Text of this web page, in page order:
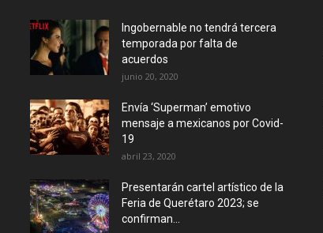
Ingobernable no tendrá tercera
temporada por falta de
acuerdos
junio 20, 2020
Envía ‘Superman’ emotivo
mensaje a mexicanos por Covid-
19
abril 23, 2020
Presentarán cartel artístico de la
Feria de Querétaro 2023; se
confirman...